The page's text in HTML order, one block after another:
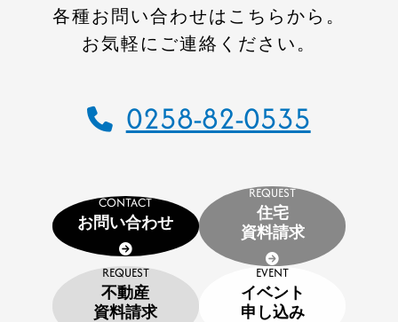
各種お問い合わせはこちらから。
お気軽にご連絡ください。
0258-82-0535
CONTACT
お問い合わせ
REQUEST
住宅
資料請求
REQUEST
不動産
資料請求
EVENT
イベント
申し込み